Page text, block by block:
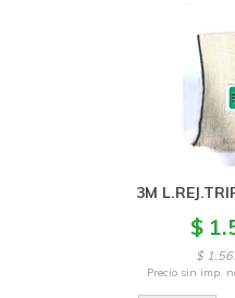
3M
$
$
Precio sin imp.